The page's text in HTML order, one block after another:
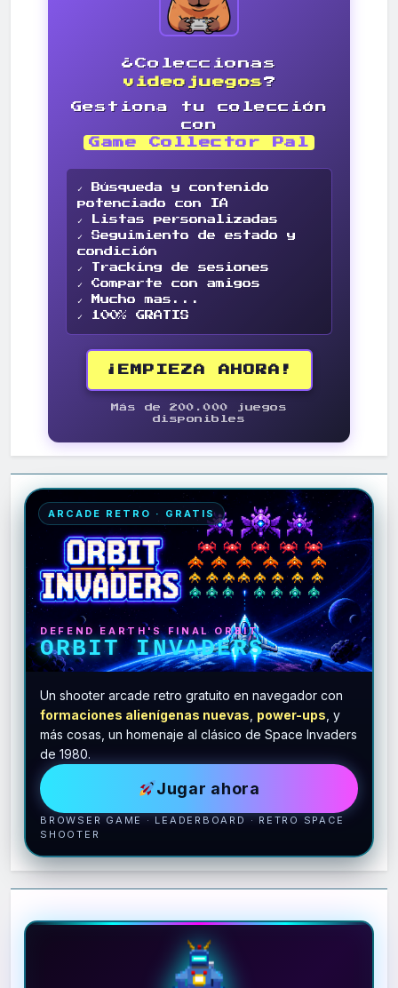
¿Coleccionas
videojuegos?
Gestiona tu colección
con
Game Collector Pal
✓ Búsqueda y contenido
potenciado con IA
✓ Listas personalizadas
✓ Seguimiento de estado y
condición
✓ Tracking de sesiones
✓ Comparte con amigos
✓ Mucho mas...
✓ 100% GRATIS
¡EMPIEZA AHORA!
Más de 200.000 juegos
disponibles
ARCADE RETRO · GRATIS
DEFEND EARTH'S FINAL ORBIT
ORBIT INVADERS
Un shooter arcade retro gratuito en navegador con
formaciones alienígenas nuevas power-ups , y
más cosas, un homenaje al clásico de Space Invaders
de 1980.
Jugar ahora
BROWSER GAME · LEADERBOARD · RETRO SPACE
SHOOTER